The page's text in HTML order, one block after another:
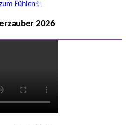
Fühlen✨
2026